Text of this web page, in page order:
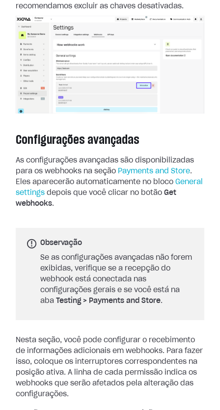
recomendamos excluir as chaves desativadas.
Configurações avançadas
As configurações avançadas são disponibilizadas
para os webhooks na seção Payments and Store.
Eles aparecerão automaticamente no bloco General
settings depois que você clicar no botão Get
webhooks.
Observação
Se as configurações avançadas não forem
exibidas, verifique se a recepção do
webhook está conectada nas
configurações gerais e se você está na
aba
Testing > Payments and Store.
Nesta seção, você pode configurar o recebimento
de informações adicionais em webhooks. Para fazer
isso, coloque os interruptores correspondentes na
posição ativa. A linha de cada permissão indica os
webhooks que serão afetados pela alteração das
configurações.